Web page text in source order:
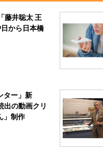
藤井聡太 王
から日本橋
ター」新
の動画クリ
」制作